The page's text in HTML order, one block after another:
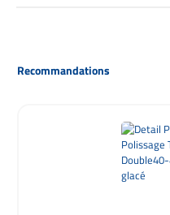
Ignorer la galerie de produits
Recommandations